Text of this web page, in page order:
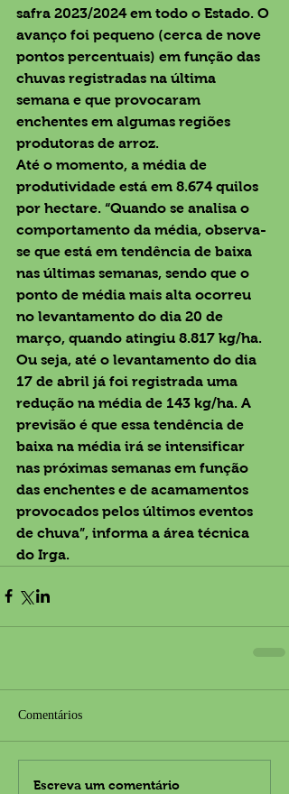
safra 2023/2024 em todo o Estado. O
avanço foi pequeno (cerca de nove
pontos percentuais) em função das
chuvas registradas na última
semana e que provocaram
enchentes em algumas regiões
produtoras de arroz.
Até o momento, a média de
produtividade está em 8.674 quilos
por hectare. “Quando se analisa o
comportamento da média, observa-
se que está em tendência de baixa
nas últimas semanas, sendo que o
ponto de média mais alta ocorreu
no levantamento do dia 20 de
março, quando atingiu 8.817 kg/ha.
Ou seja, até o levantamento do dia
17 de abril já foi registrada uma
redução na média de 143 kg/ha. A
previsão é que essa tendência de
baixa na média irá se intensificar
nas próximas semanas em função
das enchentes e de acamamentos
provocados pelos últimos eventos
de chuva”, informa a área técnica
do Irga.
Comentários
Escreva um comentário